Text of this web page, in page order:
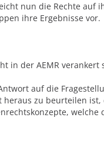
nun die Rechte auf
ihre Ergebnisse vor.
in der AEMR verankert
auf die
heraus zu beurteilen ist,
welche